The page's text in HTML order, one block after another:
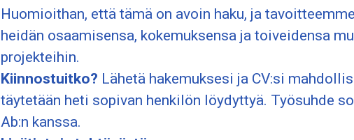
Huomioithan, että tämä on avoin haku, ja
heidän osaamisensa, kokemuksensa ja toiveidensa
projekteihin.
Kiinnostuitko? Lähetä hakemuksesi ja CV:si
täytetään heti sopivan henkilön löydyttyä. Työsuhde
Ab:n kanssa.